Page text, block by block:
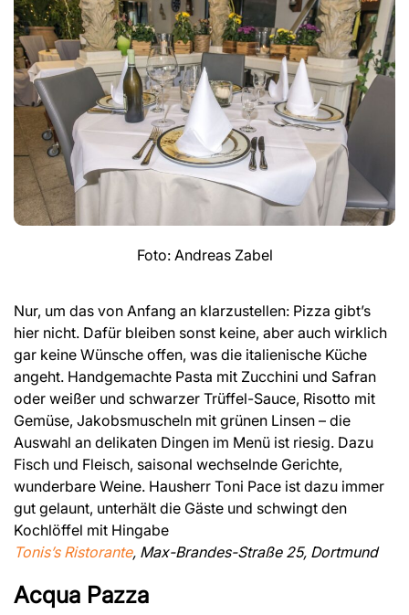
Foto: Andreas Zabel
Nur, um das von Anfang an klarzustellen: Pizza gibt’s
hier nicht. Dafür bleiben sonst keine, aber auch wirklich
gar keine Wünsche offen, was die italienische Küche
angeht. Handgemachte Pasta mit Zucchini und Safran
oder weißer und schwarzer Trüffel-Sauce, Risotto mit
Gemüse, Jakobsmuscheln mit grünen Linsen – die
Auswahl an delikaten Dingen im Menü ist riesig. Dazu
Fisch und Fleisch, saisonal wechselnde Gerichte,
wunderbare Weine. Hausherr Toni Pace ist dazu immer
gut gelaunt, unterhält die Gäste und schwingt den
Kochlöffel mit Hingabe
Tonis’s Ristorante, Max-Brandes-Straße 25, Dortmund
Acqua Pazza